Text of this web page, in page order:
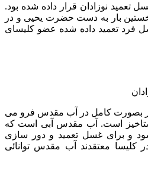
نوزادان قرار داده شده بود.
بار به دست حضرت یحیی و در
فرد تعمید داده شده عضو کلیسای
بار بصورت کامل در آب مقدس فرو می
است. آب مقدس آبی است که
برای غسل تعمید و دور سازی
کلیسا معتقدند آب مقدس توانائی